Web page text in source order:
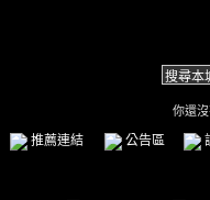
你還
推薦連結 公告區